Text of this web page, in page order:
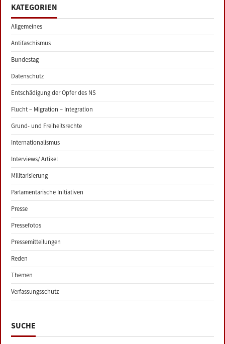
KATEGORIEN
Allgemeines
Antifaschismus
Bundestag
Datenschutz
Entschädigung der Opfer des NS
Flucht – Migration – Integration
Grund- und Freiheitsrechte
Internationalismus
Interviews/ Artikel
Militarisierung
Parlamentarische Initiativen
Presse
Pressefotos
Pressemitteilungen
Reden
Themen
Verfassungsschutz
SUCHE